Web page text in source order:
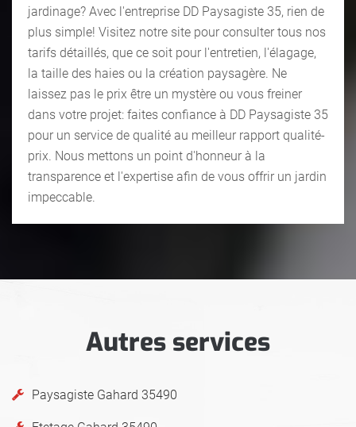
jardinage? Avec l'entreprise DD Paysagiste 35, rien de
plus simple! Visitez notre site pour consulter tous nos
tarifs détaillés, que ce soit pour l'entretien, l'élagage,
la taille des haies ou la création paysagère. Ne
laissez pas le prix être un mystère ou vous freiner
dans votre projet: faites confiance à DD Paysagiste 35
pour un service de qualité au meilleur rapport qualité-
prix. Nous mettons un point d'honneur à la
transparence et l'expertise afin de vous offrir un jardin
impeccable.
Autres services
Paysagiste Gahard 35490